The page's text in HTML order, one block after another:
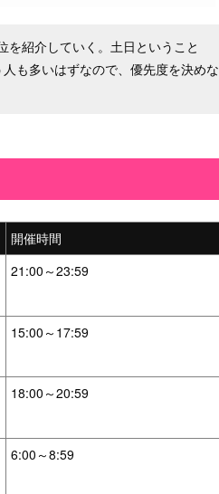
紹介していく。土日ということ
も多いはずなので、優先度を決めな
開催時間
21:00～23:59
15:00～17:59
18:00～20:59
6:00～8:59